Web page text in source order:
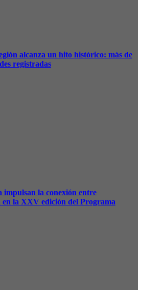
alcanza un hito histórico: más de
registradas
la conexión entre
en la XXV edición del Programa